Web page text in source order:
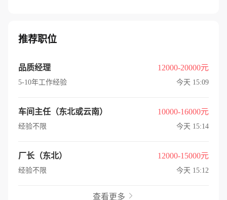
推荐职位
品质经理 12000-20000元
5-10年工作经验 今天 15:09
车间主任（东北或云南） 10000-16000元
经验不限 今天 15:14
厂长（东北） 12000-15000元
经验不限 今天 15:12
查看更多 